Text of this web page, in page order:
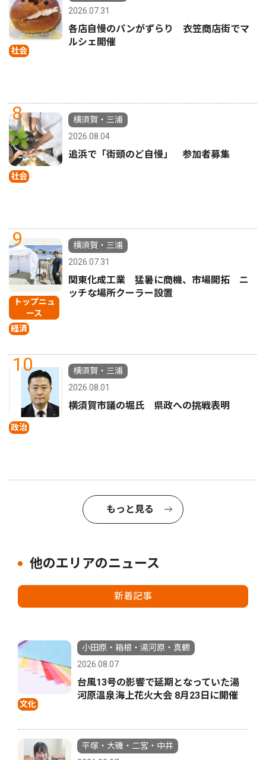
社会
2026.07.31
各店自慢のパンがずらり 衣笠商店街でマ
ルシェ開催
8
社会
横須賀・三浦
2026.08.04
追浜で「街頭のど自慢」 参加者募集
9
トップニュ
ース
経済
横須賀・三浦
2026.07.31
関東化成工業 猛暑に商機、市場開拓 ニ
ッチな場所クーラー設置
10
政治
横須賀・三浦
2026.08.01
横須賀市議の堀氏 県政への挑戦表明
もっと見る
他のエリアのニュース
新着記事
文化
小田原・箱根・湯河原・真鶴
2026.08.07
台風13号の影響で延期となっていた湯
河原温泉海上花火大会 8月23日に開催
平塚・大磯・二宮・中井